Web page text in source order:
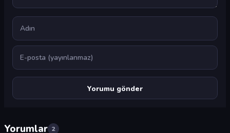
Ad
E-posta
Yorumlar 2